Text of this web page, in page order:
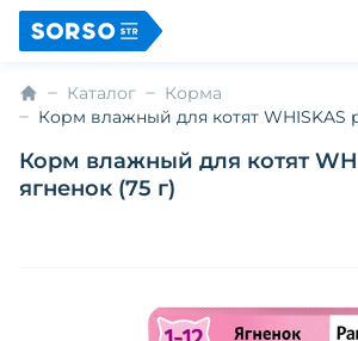
Каталог
Корма
Корм влажный для котят WHISKAS
Корм влажный для котят
ягненок (75 г)